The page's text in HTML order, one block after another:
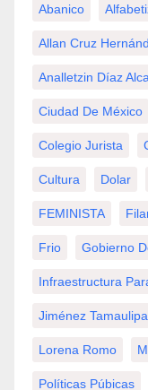
Abanico
Allan Cruz
Analletzin Díaz
Ciudad De México
Colegio Jurista
Cultura Dolar
FEMINISTA
Frio Gobierno
Infraestructura
Jiménez
Lorena Romo
Políticas Púbicas